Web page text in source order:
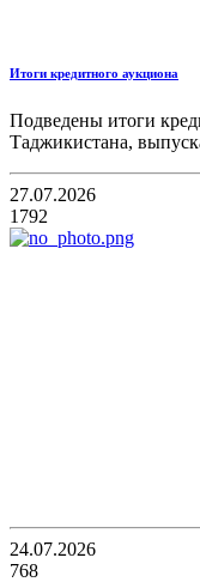
Итоги кредитного аукциона
Подведены итоги
Таджикистана,
27.07.2026
1792
24.07.2026
768